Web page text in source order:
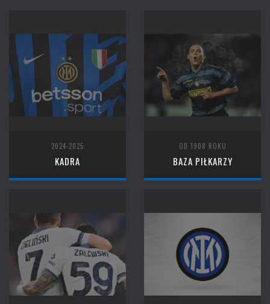
2024-2025
KADRA
OD 1908 ROKU
BAZA PIŁKARZY